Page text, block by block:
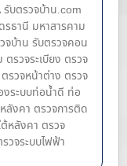
รับตรวจบ้าน.com
ธานี มหาสารคาม
จบ้าน รับตรวจคอน
รวจระเบียง ตรวจ
รวจหน้าต่าง​ ตรวจ
งระบบท่อน้ำ​ดี ท่อ
ลังคา ตรวจการติด
ต้หลังคา ตรวจ
วจระบบไฟฟ้า